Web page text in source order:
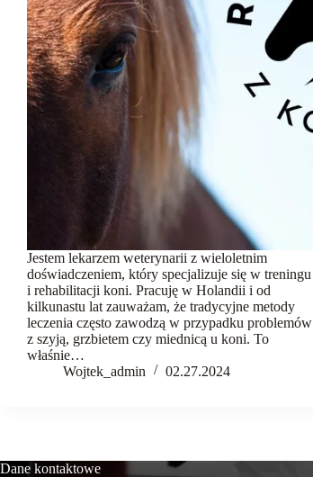
Jestem lekarzem weterynarii z wieloletnim
doświadczeniem, który specjalizuje się w treningu
i rehabilitacji koni. Pracuję w Holandii i od
kilkunastu lat zauważam, że tradycyjne metody
leczenia często zawodzą w przypadku problemów
z szyją, grzbietem czy miednicą u koni. To
właśnie…
Wojtek_admin
02.27.2024
Dane kontaktowe